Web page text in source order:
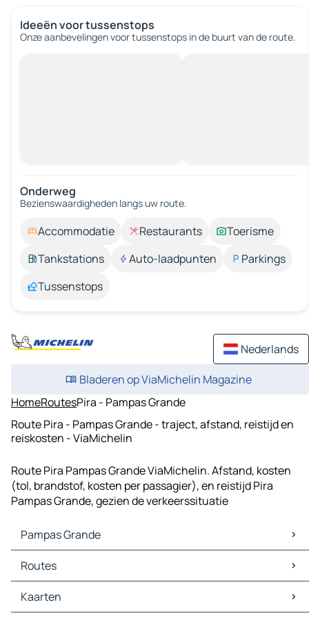
Ideeën voor tussenstops
Onze aanbevelingen voor tussenstops in de buurt van de route.
Onderweg
Bezienswaardigheden langs uw route.
Accommodatie Restaurants
Toerisme
Tankstations
Auto-laadpunten
Parkings
Tussenstops
Nederlands
Bladeren op ViaMichelin Magazine
HomeRoutesPira - Pampas Grande
Route Pira - Pampas Grande - traject, afstand, reistijd en
reiskosten - ViaMichelin
Route Pira Pampas Grande ViaMichelin. Afstand, kosten
(tol, brandstof, kosten per passagier), en reistijd Pira
Pampas Grande, gezien de verkeerssituatie
Pampas Grande
Pampas Grande Kaarten
Pampas Grande Verkeer
Pampas Grande Hotels
Pampas Grande Restaurants
Routes
Routes Pampas Grande - Pariacoto
Routes Pampas Grande - Pira
Kaarten